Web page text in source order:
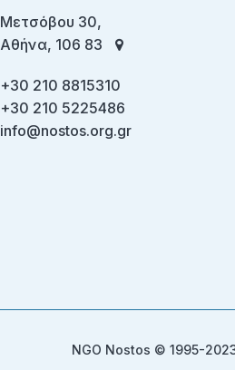
Μετσόβου 30,
Αθήνα, 106 83
+30 210 8815310
+30 210 5225486
info@nostos.org.gr
NGO Nostos © 1995-